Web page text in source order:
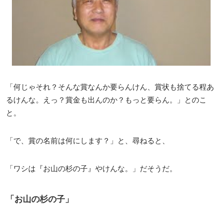
「何じゃそれ？そんな賞なんか要らんけん、賞状も捨てる程あ
るけんな。えっ？賞金も出んのか？もっと要らん。」とのこ
と。
「で、賞の名前は何にします？」と、尋ねると、
「ワシは『お山の杉の子』やけんな。」だそうだ。
「お山の杉の子」